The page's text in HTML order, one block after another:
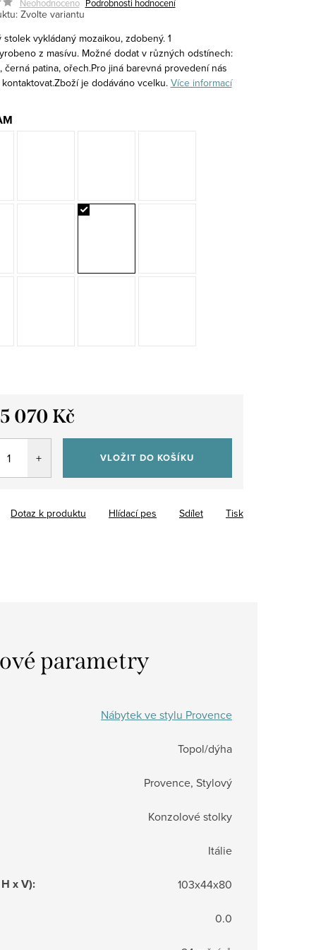
Neohodnoceno Podrobnosti hodnocení
Zvolte variantu
stolek vykládaný mozaikou, zdobený. 1
z masívu. Možné dodat v různých odstínech:
černá patina, ořech.Pro jiná barevná provedení nás
je dodáváno vcelku.Více informací
070 Kč
VLOŽIT DO KOŠÍKU
Tisk
Dotaz k produktu Hlídací pes Sdílet
parametry
Nábytek ve stylu Provence
Topol/dýha
Provence, Stylový
Konzolové stolky
Itálie
x V): 103x44x80
0.0